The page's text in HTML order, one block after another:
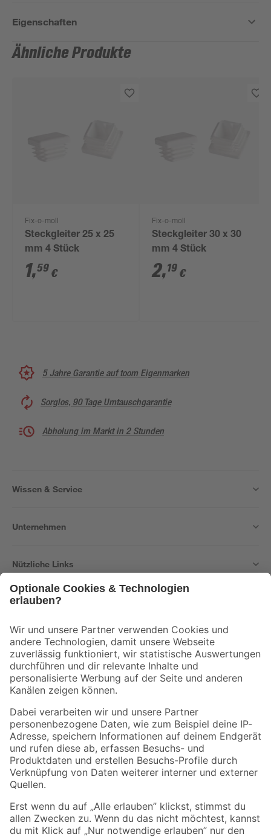
Eigenschaften
Ähnliche Produkte
Fix-o-moll
Steckgleiter 25 x 25
mm 4 Stück
1,59 €
Fix-o-moll
Steckgleiter 30 x 30
mm 4 Stück
2,19 €
5 Jahre Garantie auf toom Eigenmarken
Sorglos, 90 Tage Umtauschgarantie
Abholung im Markt in 2 Stunden
Wissen & Service
Unternehmen
Nützliche Links
Der toom Newsletter: Keine Angebote und Aktionen mehr verpassen!
Zur Newsletter Anmeldung
Folge uns
Zahlungsarten Versandarten
Sicher einkaufen
Jetzt die toom-App herunterladen